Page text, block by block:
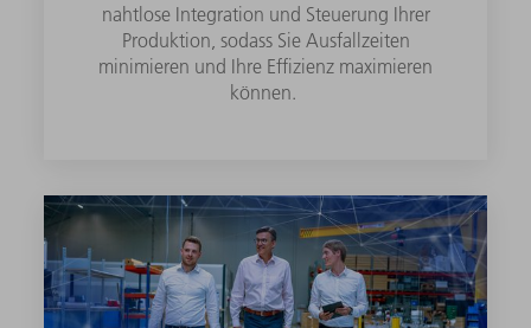
nahtlose Integration und Steuerung Ihrer
Produktion, sodass Sie Ausfallzeiten
minimieren und Ihre Effizienz maximieren
können.